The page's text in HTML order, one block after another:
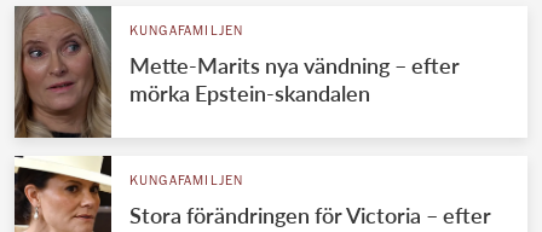
KUNGAFAMILJEN
Mette-Marits nya vändning – efter
mörka Epstein-skandalen
KUNGAFAMILJEN
Stora förändringen för Victoria – efter